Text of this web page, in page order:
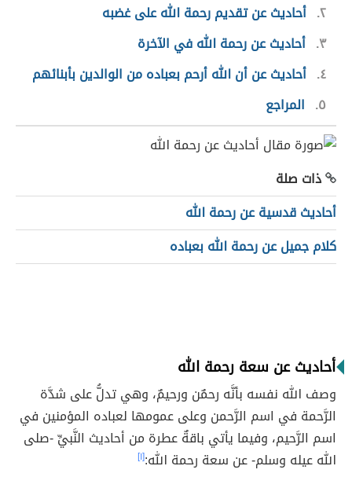
٢ أحاديث عن تقديم رحمة الله على غضبه
٣ أحاديث عن رحمة الله في الآخرة
٤ أحاديث عن أن الله أرحم بعباده من الوالدين بأبنائهم
٥
المراجع
ذات صلة
أحاديث قدسية عن رحمة الله
كلام جميل عن رحمة الله بعباده
أحاديث عن سعة رحمة الله
وصف الله نفسه بأنَّه رحمٌن ورحيمٌ، وهي تدلُّ على شدَّة
الرَّحمة في اسم الرَّحمن وعلى عمومها لعباده المؤمنين في
اسم الرَّحيم، وفيما يأتي باقةٌ عطرة من أحاديث النَّبيِّ -صلى
الله عيله وسلم- عن سعة رحمة الله:[١]